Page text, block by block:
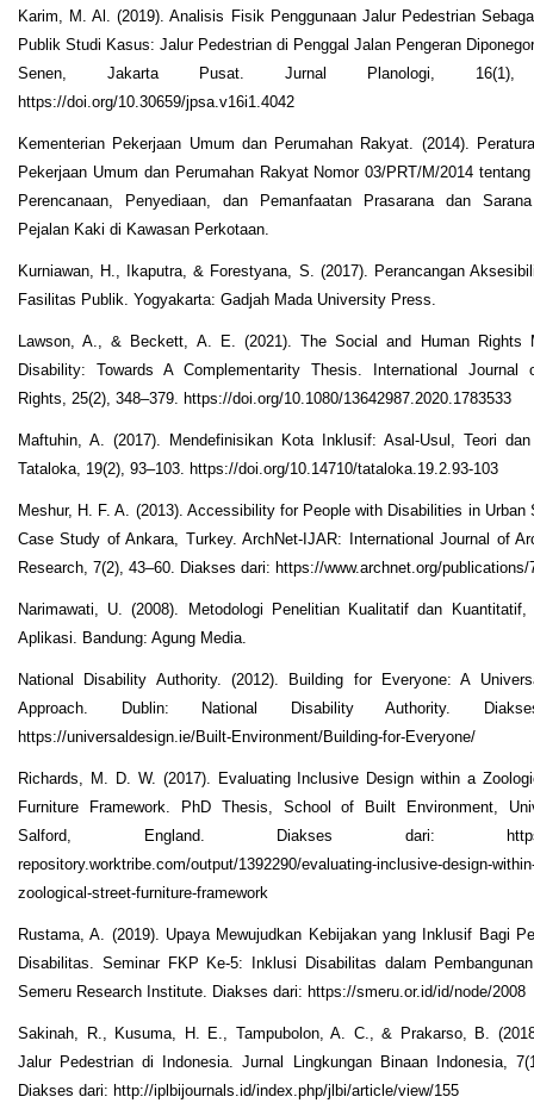
Karim, M. Al. (2019). Analisis Fisik Penggunaan Jalur Pedestrian
Publik Studi Kasus: Jalur Pedestrian di Penggal Jalan Pengeran
Senen, Jakarta Pusat. Jurnal Planologi, 16(1),
https://doi.org/10.30659/jpsa.v16i1.4042
Kementerian Pekerjaan Umum dan Perumahan Rakyat. (2014).
Pekerjaan Umum dan Perumahan Rakyat Nomor 03/PRT/M/2014
Perencanaan, Penyediaan, dan Pemanfaatan Prasarana dan
Pejalan Kaki di Kawasan Perkotaan.
Kurniawan, H., Ikaputra, & Forestyana, S. (2017). Perancangan
Fasilitas Publik. Yogyakarta: Gadjah Mada University Press.
Lawson, A., & Beckett, A. E. (2021). The Social and Human Rights
Disability: Towards A Complementarity Thesis. International Journal
Rights, 25(2), 348–379. https://doi.org/10.1080/13642987.2020.1783533
Maftuhin, A. (2017). Mendefinisikan Kota Inklusif: Asal-Usul, Teori
Tataloka, 19(2), 93–103. https://doi.org/10.14710/tataloka.19.2.93-103
Meshur, H. F. A. (2013). Accessibility for People with Disabilities in Urban
Case Study of Ankara, Turkey. ArchNet-IJAR: International Journal of
Research, 7(2), 43–60. Diakses dari: https://www.archnet.org/publications/
Narimawati, U. (2008). Metodologi Penelitian Kualitatif dan Kuantitatif,
Aplikasi. Bandung: Agung Media.
National Disability Authority. (2012). Building for Everyone: A
Approach. Dublin: National Disability Authority.
https://universaldesign.ie/Built-Environment/Building-for-Everyone/
Richards, M. D. W. (2017). Evaluating Inclusive Design within a
Furniture Framework. PhD Thesis, School of Built Environment,
Salford, England. Diakses dari: https://
repository.worktribe.com/output/1392290/evaluating-inclusive-design-
zoological-street-furniture-framework
Rustama, A. (2019). Upaya Mewujudkan Kebijakan yang Inklusif Bagi
Disabilitas. Seminar FKP Ke-5: Inklusi Disabilitas dalam
Semeru Research Institute. Diakses dari: https://smeru.or.id/id/node/2008
Sakinah, R., Kusuma, H. E., Tampubolon, A. C., & Prakarso, B.
Jalur Pedestrian di Indonesia. Jurnal Lingkungan Binaan Indonesia,
Diakses dari: http://iplbijournals.id/index.php/jlbi/article/view/155